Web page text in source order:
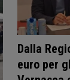
Dalla
euro per